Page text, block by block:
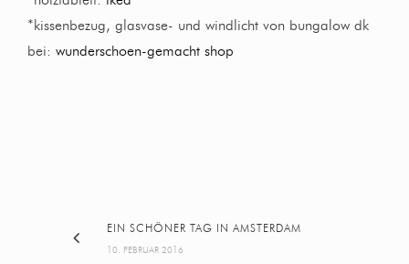
*kissenbezug, glasvase- und windlicht von bungalow dk
bei: wunderschoen-gemacht shop
EIN SCHÖNER TAG IN AMSTERDAM
10. FEBRUAR 2016